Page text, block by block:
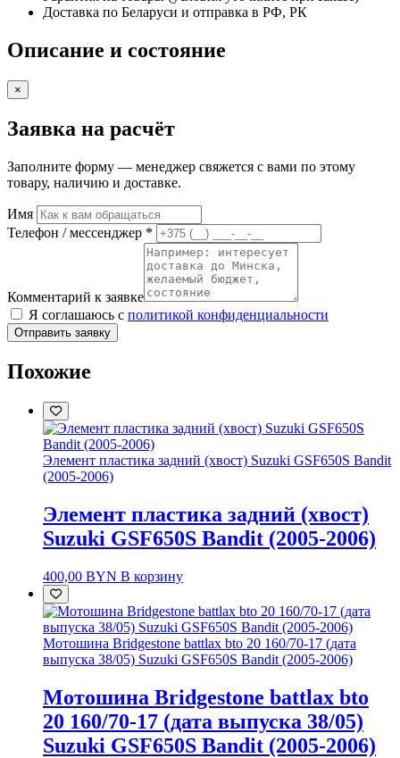
Доставка по Беларуси и отправка в РФ, РК
Описание и состояние
×
Заявка на расчёт
Заполните форму — менеджер свяжется с вами по этому
товару, наличию и доставке.
Имя
Телефон / мессенджер *
Комментарий к заявке
Я соглашаюсь с политикой конфиденциальности
Отправить заявку
Похожие
Элемент пластика задний (хвост) Suzuki GSF650S Bandit
(2005-2006)
Элемент пластика задний (хвост)
Suzuki GSF650S Bandit (2005-2006)
400,00 BYN В корзину
Мотошина Bridgestone battlax bto 20 160/70-17 (дата
выпуска 38/05) Suzuki GSF650S Bandit (2005-2006)
Мотошина Bridgestone battlax bto
20 160/70-17 (дата выпуска 38/05)
Suzuki GSF650S Bandit (2005-2006)